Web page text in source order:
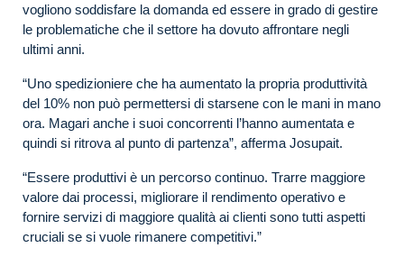
vogliono soddisfare la domanda ed essere in grado di gestire
le problematiche che il settore ha dovuto affrontare negli
ultimi anni.
“Uno spedizioniere che ha aumentato la propria produttività
del 10% non può permettersi di starsene con le mani in mano
ora. Magari anche i suoi concorrenti l’hanno aumentata e
quindi si ritrova al punto di partenza”, afferma Josupait.
“Essere produttivi è un percorso continuo. Trarre maggiore
valore dai processi, migliorare il rendimento operativo e
fornire servizi di maggiore qualità ai clienti sono tutti aspetti
cruciali se si vuole rimanere competitivi.”